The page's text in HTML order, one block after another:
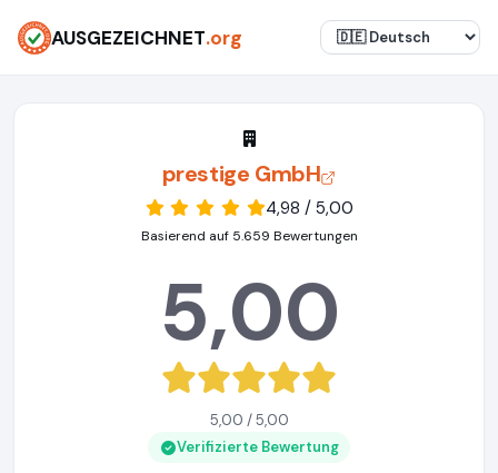
AUSGEZEICHNET.org
prestige GmbH
4,98 / 5,00
Basierend auf 5.659 Bewertungen
5,00
5,00 / 5,00
Verifizierte Bewertung